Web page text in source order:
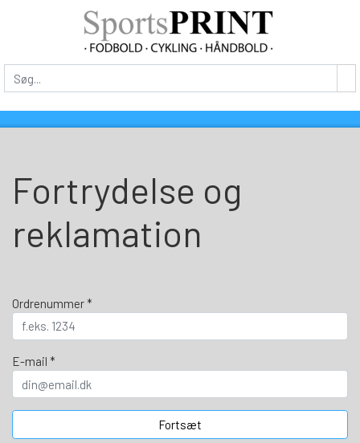
Fortrydelse og
reklamation
Ordrenummer *
E-mail *
Fortsæt